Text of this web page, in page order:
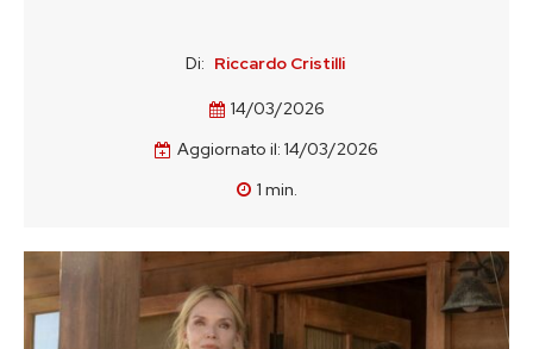
Di: Riccardo Cristilli
14/03/2026
Aggiornato il: 14/03/2026
1 min.